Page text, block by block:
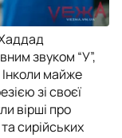
звуком “У”,
Інколи майже
зі своєї
вірші про
сирійських